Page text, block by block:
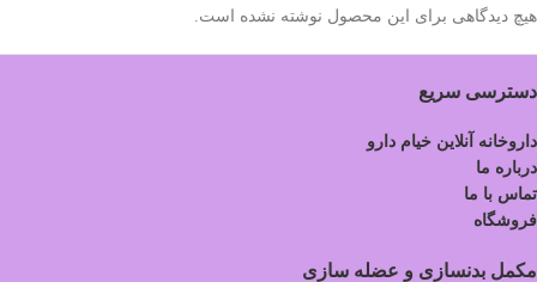
هیچ دیدگاهی برای این محصول نوشته نشده است.
دسترسی سریع
داروخانه آنلاین خیام دارو
درباره ما
تماس با ما
فروشگاه
مکمل بدنسازی و عضله سازی